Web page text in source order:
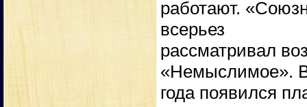
работают.
всерьез
рассматривал
«Немыслимое».
года появился